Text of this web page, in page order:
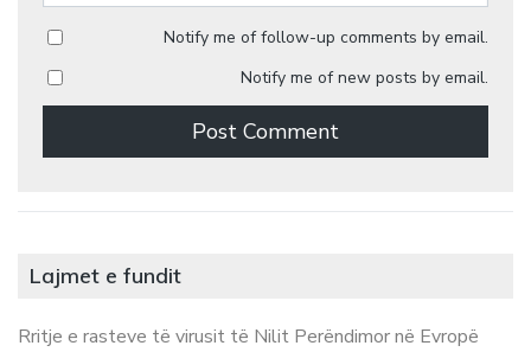
Notify me of follow-up comments by email.
Notify me of new posts by email.
Lajmet e fundit
Rritje e rasteve të virusit të Nilit Perëndimor në Evropë